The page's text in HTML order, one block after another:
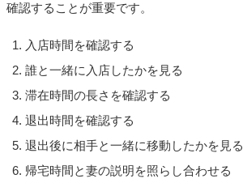
確認することが重要です。
入店時間を確認する
誰と一緒に入店したかを見る
滞在時間の長さを確認する
退出時間を確認する
退出後に相手と一緒に移動したかを見る
帰宅時間と妻の説明を照らし合わせる